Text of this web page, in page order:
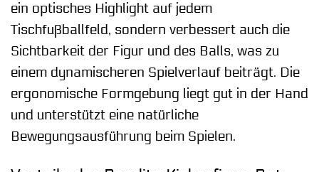
ein optisches Highlight auf jedem
Tischfußballfeld, sondern verbessert auch die
Sichtbarkeit der Figur und des Balls, was zu
einem dynamischeren Spielverlauf beiträgt. Die
ergonomische Formgebung liegt gut in der Hand
und unterstützt eine natürliche
Bewegungsausführung beim Spielen.